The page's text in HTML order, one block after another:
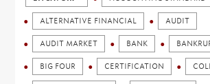
ALTERNATIVE FINANCIAL AUDIT
AUDIT MARKET BANK
BIG FOUR CERTIFICATION